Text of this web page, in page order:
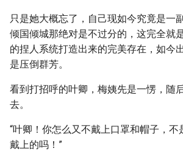
只是她大概忘了，自己现如今究竟是一
倾国倾城那绝对是不过分的，这完全就
的捏人系统打造出来的完美存在，如今
是压倒群芳。
看到打招呼的叶卿，梅姨先是一愣，随
去。
“叶卿！你怎么又不戴上口罩和帽子，
戴上的吗！”